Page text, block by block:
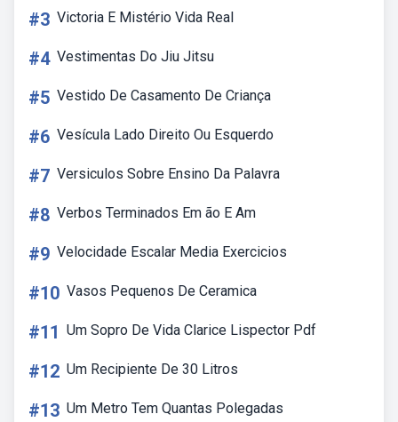
#3 Victoria E Mistério Vida Real
#4 Vestimentas Do Jiu Jitsu
#5 Vestido De Casamento De Criança
#6 Vesícula Lado Direito Ou Esquerdo
#7 Versiculos Sobre Ensino Da Palavra
#8 Verbos Terminados Em ão E Am
#9 Velocidade Escalar Media Exercicios
#10 Vasos Pequenos De Ceramica
#11 Um Sopro De Vida Clarice Lispector Pdf
#12 Um Recipiente De 30 Litros
#13 Um Metro Tem Quantas Polegadas